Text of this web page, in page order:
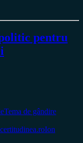
pentru
Tema de gândire
certitudinea.roIon